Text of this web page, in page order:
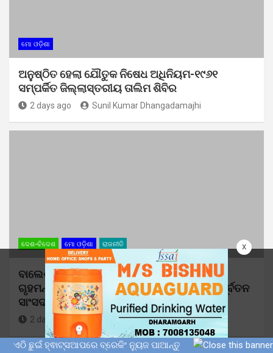
x
ମୋ ଓଡ଼ିଶା
ଅନୁଷ୍ଠିତ ହେଲା ଯୌତୁକ ନିଷେଧ ଅଧିନିୟମ-୧୯୬୧
ସମ୍ପର୍କିତ ଜିଲ୍ଲାସ୍ତରୀୟ ତାଲିମ ଶିବିର
2 days ago Sunil Kumar Dhangadamajhi
ଦେଶ-ବିଦେଶ ମୋ ଓଡ଼ିଶା ରାଜନୀତି
ବାଲେଶ୍ୱରର ବିକାଶ ପ୍ରସଙ୍ଗ ନେଇ କେନ୍ଦ୍ର
ଗୃହମନ୍ତ୍ରୀ ଅମିତ ଶାହଙ୍କ ସହ ଆଲୋଚନା କଲେ ପୂର୍ବତନ
ସାଂସଦ ରବୀନ୍ଦ୍ର ଜେନା
2 days ago Sunil Kumar Dhangadamajhi
ଏଠି ଛୁଇଁ ହ୍ଵାଟ୍ସଆପରେ ବ୍ରେକିଂ ନ୍ୟୁଜ ପାଆନ୍ତୁ